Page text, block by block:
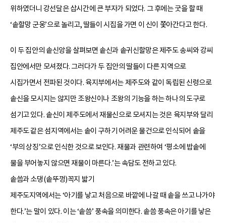
위하였더니 강선달은 삽시간에 큰 부자가 되었다. 그 후에는 굿을 할 때
‘솥할망 군웅’으로 놀리고, 딸들이 시집을 가면 이 신이 쫓아간다고 한다.
이 두 집안의 솥신앙을 살펴보면 솥신과 솥귀신할망은 제주도 송씨와 강씨
집안에서만 모셔졌다. 그러다가 두 집안의 딸들이 다른 지역으로
시집가면서 전파된 것이다. 육지부에서는 제주도와 같이 독립된 신령으로
솥신을 모시지는 않지만 조왕신이나 조왕의 기능을 하는 하나의 도구로
섬기고 있다. 솥신이 제주도에서 재물신으로 모셔지는 것은 육지부와 달리
제주도 같은 섬지역에서는 솥이 구하기 어려운 물건으로 인식되어 솥을
‘부의 상징’으로 인식한 것으로 보인다. 재물과 관련하여 ‘평소에 밥솥에
물을 부어놓지 않으면 재물이 마른다.’는 속담도 전하고 있다.
솥씀과 소댕(솥뚜껑)꼭지 밟기
제주도지역에서는 ‘아기를 낳고 처음으로 바깥에 나갈 때 솥을 쓰고 나가야
한다.’는 말이 있다. 이는 ‘솥씀’ 풍속을 의미한다. 솥씀 풍속은 아기를 낳은